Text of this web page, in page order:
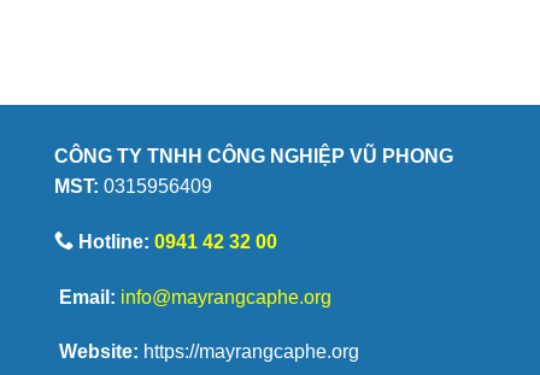
hạt
Savoury
CÔNG TY TNHH CÔNG NGHIỆP VŨ PHONG
MST: 0315956409
Hotline: 0941 42 32 00
Email: info@mayrangcaphe.org
Website: https://mayrangcaphe.org